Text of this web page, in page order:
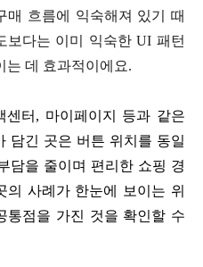
매 흐름에 익숙해져 있기 때
보다는 이미 익숙한 UI 패턴
는 데 효과적이에요.
센터, 마이페이지 등과 같은
담긴 곳은 버튼 위치를 동일
담을 줄이며 편리한 쇼핑 경
사례가 한눈에 보이는 위
통점을 가진 것을 확인할 수